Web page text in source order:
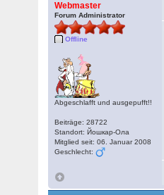
Webmaster
Forum Administrator
Offline
Abgeschlafft und ausgepufft!!
Beiträge: 28722
Standort: Йошкар-Ола
Mitglied seit: 06. Januar 2008
Geschlecht: